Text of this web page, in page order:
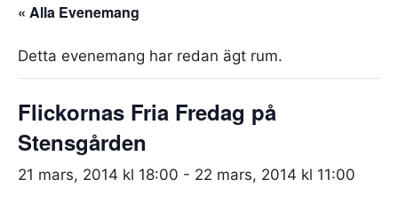
« Alla Evenemang
Detta evenemang har redan ägt rum.
Flickornas Fria Fredag på
Stensgården
21 mars, 2014 kl 18:00 - 22 mars, 2014 kl 11:00